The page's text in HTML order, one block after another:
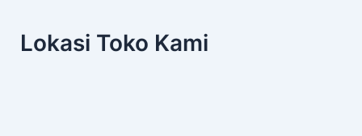
Lokasi Toko Kami